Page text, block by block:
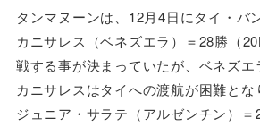
タンマヌーンは、12月4日にタイ・バ
カニサレス（ベネズエラ）＝28勝（
戦する事が決まっていたが、ベネズエ
カニサレスはタイへの渡航が困難と
ジュニア・サラテ（アルゼンチン）＝